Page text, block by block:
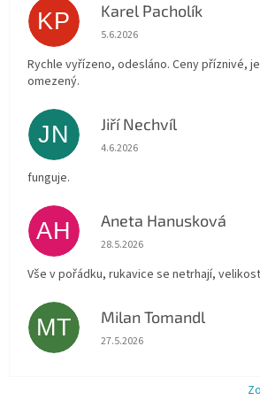
KP Karel Pacholík
Hodnocení obchodu je 4 z 5
5.6.2026
Rychle vyřízeno, odesláno. Ceny příznivé,
omezený.
JN Jiří Nechvíl
Hodnocení obchodu je 5 z 5
4.6.2026
funguje.
AH Aneta Hanusková
Hodnocení obchodu je 5 z 5
28.5.2026
Vše v pořádku, rukavice se netrhají,
MT Milan Tomandl
Hodnocení obchodu je 5 z 5
27.5.2026